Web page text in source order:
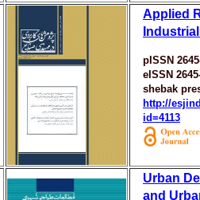
Applied
pISSN
eISSN
shebak
http://
id=4113
Urban
and